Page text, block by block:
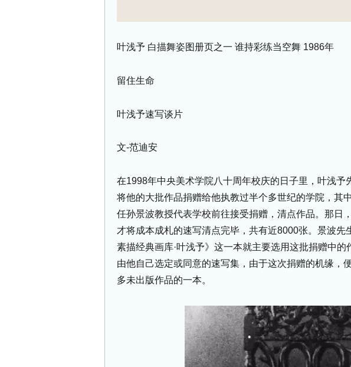
叶浅予 白描舞姿图册页之一 谁持彩练当空舞 1986年
留住生命
叶浅予速写谈片
文-范迪安
在1998年中央美术学院八十周年校庆的日子里，叶浅予
将他的大批作品捐赠给他执教过半个多世纪的学院，其
任孙景波教授代表学校前往接受捐赠，清点作品。那日
才将成本成札的速写清点完毕，共有近8000张。景波先
素描经典画库·叶浅予》这一本就主要选用这批捐赠中
由他自己选定或同意的速写集，由于这次捐赠的机缘，
多未出版作品的一本。